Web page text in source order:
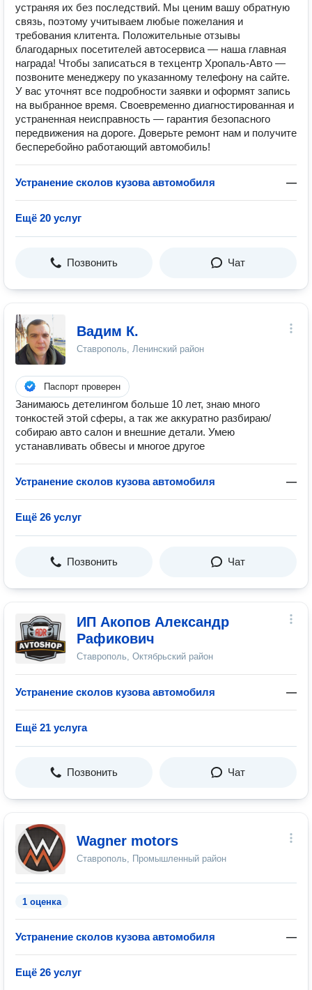
устраняя их без последствий. Мы ценим вашу обратную
связь, поэтому учитываем любые пожелания и
требования клитента. Положительные отзывы
благодарных посетителей автосервиса — наша главная
награда! Чтобы записаться в техцентр Хропаль-Авто —
позвоните менеджеру по указанному телефону на сайте.
У вас уточнят все подробности заявки и оформят запись
на выбранное время. Своевременно диагностированная и
устраненная неисправность — гарантия безопасного
передвижения на дороге. Доверьте ремонт нам и получите
бесперебойно работающий автомобиль!
Устранение сколов кузова автомобиля —
Ещё 20 услуг
Позвонить Чат
Вадим К.
Ставрополь, Ленинский район
Паспорт проверен
Занимаюсь детелингом больше 10 лет, знаю много
тонкостей этой сферы, а так же аккуратно разбираю/
собираю авто салон и внешние детали. Умею
устанавливать обвесы и многое другое
Устранение сколов кузова автомобиля —
Ещё 26 услуг
Позвонить Чат
ИП Акопов Александр
Рафикович
Ставрополь, Октябрьский район
Устранение сколов кузова автомобиля —
Ещё 21 услуга
Позвонить Чат
Wagner motors
Ставрополь, Промышленный район
1 оценка
Устранение сколов кузова автомобиля —
Ещё 26 услуг